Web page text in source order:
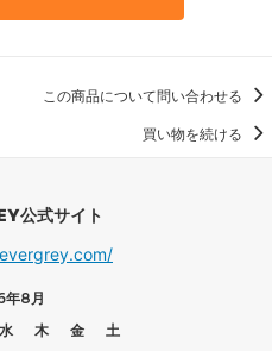
この商品について問い合わせる
買い物を続ける
公式サイト
8月
水 木 金
土